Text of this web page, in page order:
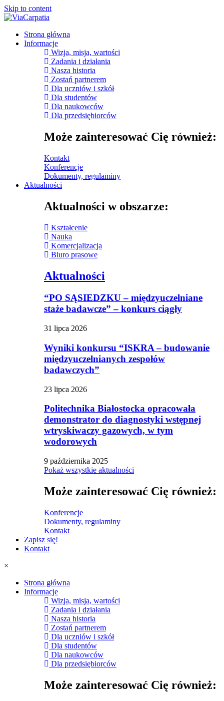
Skip to content
Strona główna
Informacje
Wizja, misja, wartości
Zadania i działania
Nasza historia
Zostań partnerem
Dla uczniów i szkół
Dla studentów
Dla naukowców
Dla przedsiębiorców
Może zainteresować Cię również:
Kontakt
Konferencje
Dokumenty, regulaminy
Aktualności
Aktualności w obszarze:
Kształcenie
Nauka
Komercjalizacja
Biuro prasowe
Aktualności
“PO SĄSIEDZKU – międzyuczelniane
staże badawcze” – konkurs ciągły
31 lipca 2026
Wyniki konkursu “ISKRA – budowanie
międzyuczelnianych zespołów
badawczych”
23 lipca 2026
Politechnika Białostocka opracowała
demonstrator do diagnostyki wstępnej
wtryskiwaczy gazowych, w tym
wodorowych
9 października 2025
Pokaż wszystkie aktualności
Może zainteresować Cię również:
Konferencje
Dokumenty, regulaminy
Kontakt
Zapisz się!
Kontakt
×
Strona główna
Informacje
Wizja, misja, wartości
Zadania i działania
Nasza historia
Zostań partnerem
Dla uczniów i szkół
Dla studentów
Dla naukowców
Dla przedsiębiorców
Może zainteresować Cię również: